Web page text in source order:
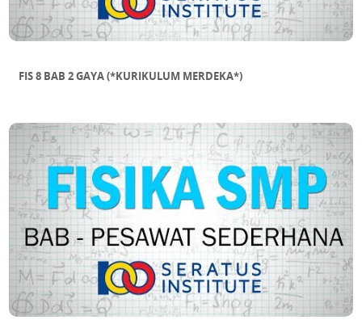
FIS 8 BAB 2 GAYA (*KURIKULUM MERDEKA*)